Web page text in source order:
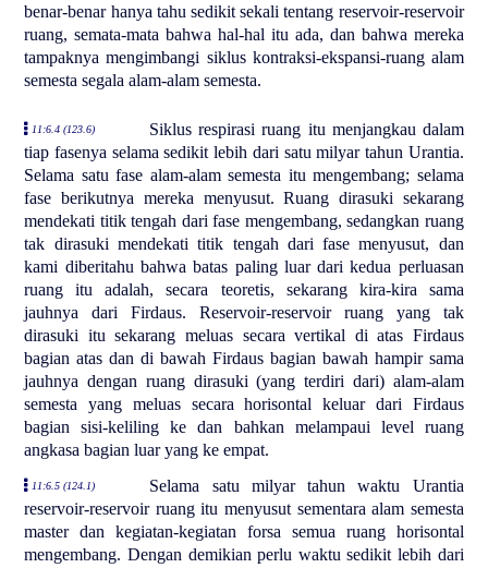
benar-benar hanya tahu sedikit sekali tentang reservoir-reservoir
ruang, semata-mata bahwa hal-hal itu ada, dan bahwa mereka
tampaknya mengimbangi siklus kontraksi-ekspansi-ruang alam
semesta segala alam-alam semesta.
11:6.4 (123.6)
Siklus respirasi ruang itu menjangkau dalam
tiap fasenya selama sedikit lebih dari satu milyar tahun Urantia.
Selama satu fase alam-alam semesta itu mengembang; selama
fase berikutnya mereka menyusut. Ruang dirasuki sekarang
mendekati titik tengah dari fase mengembang, sedangkan ruang
tak dirasuki mendekati titik tengah dari fase menyusut, dan
kami diberitahu bahwa batas paling luar dari kedua perluasan
ruang itu adalah, secara teoretis, sekarang kira-kira sama
jauhnya dari Firdaus. Reservoir-reservoir ruang yang tak
dirasuki itu sekarang meluas secara vertikal di atas Firdaus
bagian atas dan di bawah Firdaus bagian bawah hampir sama
jauhnya dengan ruang dirasuki (yang terdiri dari) alam-alam
semesta yang meluas secara horisontal keluar dari Firdaus
bagian sisi-keliling ke dan bahkan melampaui level ruang
angkasa bagian luar yang ke empat.
11:6.5 (124.1)
Selama satu milyar tahun waktu Urantia
reservoir-reservoir ruang itu menyusut sementara alam semesta
master dan kegiatan-kegiatan forsa semua ruang horisontal
mengembang. Dengan demikian perlu waktu sedikit lebih dari